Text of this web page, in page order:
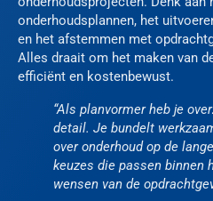
onderhoudsplannen, het
en het afstemmen met
Alles draait om het maken van
efficiënt en kostenbewust.
“Als planvormer heb je
detail. Je bundelt
over onderhoud op de
keuzes die passen binnen
wensen van de